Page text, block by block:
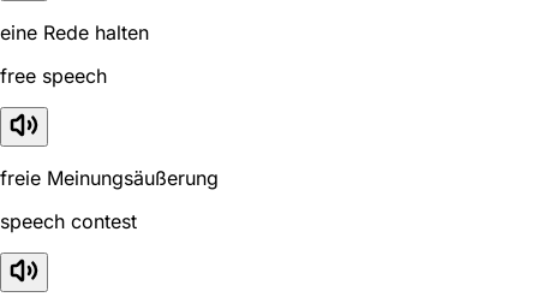
eine Rede halten
free speech
freie Meinungsäußerung
speech contest